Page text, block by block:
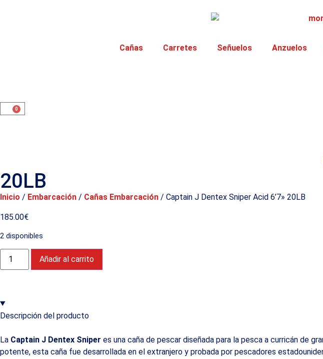
Cañas Carretes Señuelos Anzuelos
0
20LB
Inicio / Embarcación / Cañas Embarcación / Captain J Dentex Sniper Acid 6’7» 20LB
185.00€
2 disponibles
Añadir al carrito
Descripción del producto
La Captain J Dentex Sniper es una caña de pescar diseñada para la pesca a curricán de
potente, esta caña fue desarrollada en el extranjero y probada por pescadores